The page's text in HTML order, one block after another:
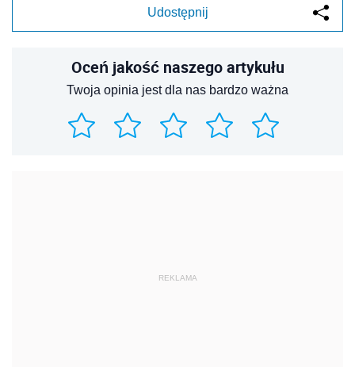
Udostępnij
Oceń jakość naszego artykułu
Twoja opinia jest dla nas bardzo ważna
REKLAMA